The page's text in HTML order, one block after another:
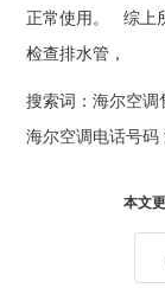
正常使用。 综上
检查排水管，
搜索词：海尔空调
海尔空调电话号码
本文